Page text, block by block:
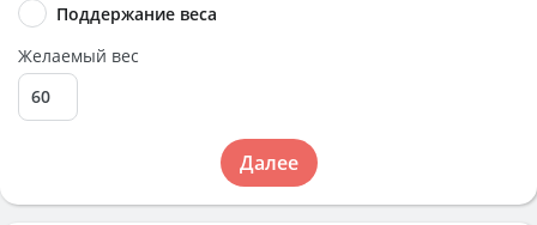
Поддержание веса
Желаемый вес
Далее